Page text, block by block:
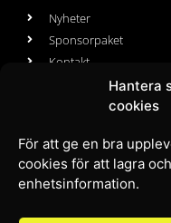
Hantera
cookies
För att ge en bra
cookies för att lagra
enhetsinformation.
Nyheter
Sponsorpaket
Kontakt
Facebook
Instagram